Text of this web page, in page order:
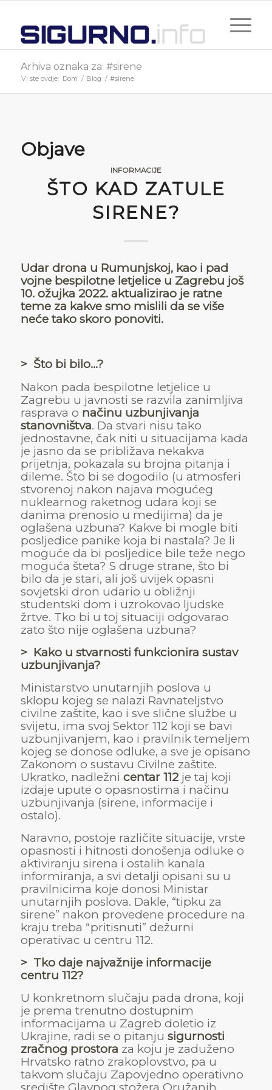
Arhiva oznaka za: #sirene
Vi ste ovdje: Dom / Blog / #sirene
Objave
INFORMACIJE
ŠTO KAD ZATULE
SIRENE?
Udar drona u Rumunjskoj, kao i pad
vojne bespilotne letjelice u Zagrebu još
10. ožujka 2022. aktualizirao je ratne
teme za kakve smo mislili da se više
neće tako skoro ponoviti.
> Što bi bilo…?
Nakon pada bespilotne letjelice u
Zagrebu u javnosti se razvila zanimljiva
rasprava o načinu uzbunjivanja
stanovništva. Da stvari nisu tako
jednostavne, čak niti u situacijama kada
je jasno da se približava nekakva
prijetnja, pokazala su brojna pitanja i
dileme. Što bi se dogodilo (u atmosferi
stvorenoj nakon najava mogućeg
nuklearnog raketnog udara koji se
danima prenosio u medijima) da je
oglašena uzbuna? Kakve bi mogle biti
posljedice panike koja bi nastala? Je li
moguće da bi posljedice bile teže nego
moguća šteta? S druge strane, što bi
bilo da je stari, ali još uvijek opasni
sovjetski dron udario u obližnji
studentski dom i uzrokovao ljudske
žrtve. Tko bi u toj situaciji odgovarao
zato što nije oglašena uzbuna?
> Kako u stvarnosti funkcionira sustav
uzbunjivanja?
Ministarstvo unutarnjih poslova u
sklopu kojeg se nalazi Ravnateljstvo
civilne zaštite, kao i sve slične službe u
svijetu, ima svoj Sektor 112 koji se bavi
uzbunjivanjem, kao i pravilnik temeljem
kojeg se donose odluke, a sve je opisano
Zakonom o sustavu Civilne zaštite.
Ukratko, nadležni centar 112je taj koji
izdaje upute o opasnostima i načinu
uzbunjivanja (sirene, informacije i
ostalo).
Naravno, postoje različite situacije, vrste
opasnosti i hitnosti donošenja odluke o
aktiviranju sirena i ostalih kanala
informiranja, a svi detalji opisani su u
pravilnicima koje donosi Ministar
unutarnjih poslova. Dakle, “tipku za
sirene” nakon provedene procedure na
kraju treba “pritisnuti” dežurni
operativac u centru 112.
> Tko daje najvažnije informacije
centru 112?
U konkretnom slučaju pada drona, koji
je prema trenutno dostupnim
informacijama u Zagreb doletio iz
Ukrajine, radi se o pitanju sigurnosti
zračnog prostora za koju je zaduženo
Hrvatsko ratno zrakoplovstvo, pa u
takvom slučaju Zapovjedno operativno